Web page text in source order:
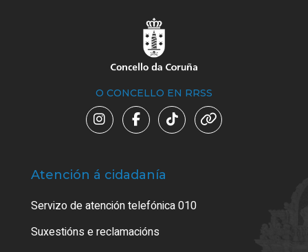
O CONCELLO EN RRSS
Atención á cidadanía
Servizo de atención telefónica 010
Suxestións e reclamacións